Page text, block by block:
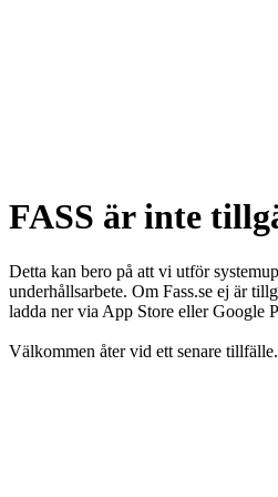
FASS är inte
Detta kan bero på att vi utför
underhållsarbete. Om Fass.se ej är
ladda ner via App Store eller Google
Välkommen åter vid ett senare tillfälle.